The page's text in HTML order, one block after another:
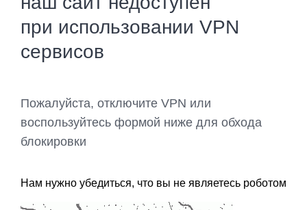
при использовании VPN
сервисов
Пожалуйста, отключите VPN или
воспользуйтесь формой ниже для обхода
блокировки
Нам нужно убедиться, что вы не являетесь роботом